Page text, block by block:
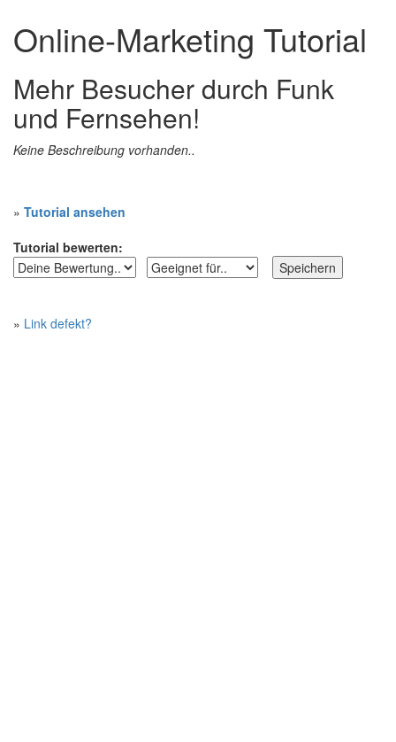
Online-Marketing Tutorial
Mehr Besucher durch Funk
und Fernsehen!
Keine Beschreibung vorhanden..
» Tutorial ansehen
Tutorial bewerten:
» Link defekt?